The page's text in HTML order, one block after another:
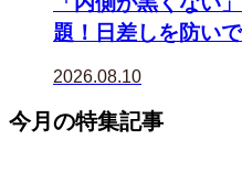
題！日差しを防い
2026.08.10
今月の特集記事